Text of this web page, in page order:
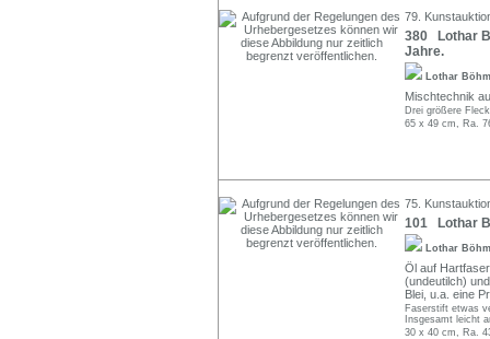
79.
380 Lothar
Jahre.
Lothar
Mischtechnik
Drei größere
65 x 49 cm, Ra.
75.
101 Lothar
Lothar
Öl auf
(undeutilch)
Blei, u.a. eine
Faserstift etwas
Insgesamt leicht
30 x 40 cm, Ra.